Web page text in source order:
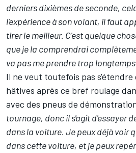
derniers dixièmes de seconde,
l'expérience à son volant, il faut
tirer le meilleur. C'est quelque
que je la comprendrai
va pas me prendre trop
Il ne veut toutefois pas
hâtives après ce bref roulage
avec des pneus de
tournage, donc il s'agit d'essayer
dans la voiture. Je peux déjà voir
dans cette voiture, et je peux